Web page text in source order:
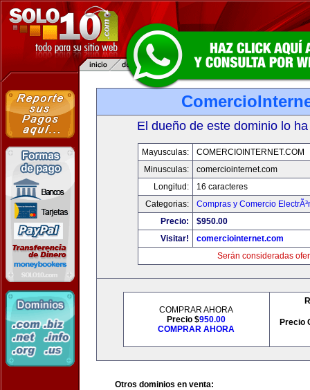
El dueño de este dominio lo
Mayusculas:
COMERCIOINTERNET.COM
Minusculas:
comerciointernet.com
Longitud:
16 caracteres
Categorias:
Compras y Comercio
Precio:
$950.00
Visitar!
comerciointernet.com
Serán consideradas
COMPRAR AHORA
Precio $950.00
COMPRAR AHORA
Precio
Otros dominios en venta: